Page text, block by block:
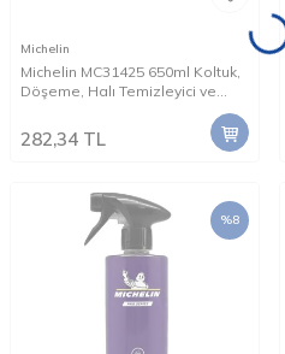
Michelin
Michelin MC31425 650ml Koltuk,
Döşeme, Halı Temizleyici ve
282,34 TL
%8